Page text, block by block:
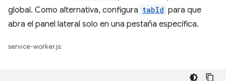
global. Como alternativa, configura tabId para que
abra el panel lateral solo en una pestaña específica.
service-worker.js: